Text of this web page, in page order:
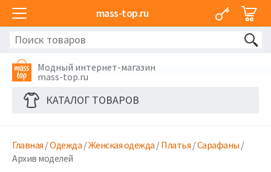
mass-top.ru
Модный интернет-магазин
mass-top.ru
КАТАЛОГ ТОВАРОВ
Главная /Одежда /Женская одежда /Платья /Сарафаны /
Архив моделей